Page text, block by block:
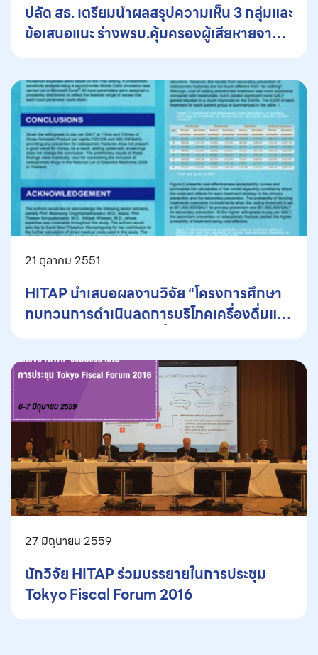
ปลัด สธ. เตรียมนำผลสรุปความเห็น 3 กลุ่มและ
ข้อเสนอแนะ ร่างพรบ.คุ้มครองผู้เสียหายจาก
สัปดาห์หน้า
21 ตุลาคม 2551
HITAP นำเสนอผลงานวิจัย “โครงการศึกษา
ทบทวนการดำเนินลดการบริโภคเครื่องดื่มแอ
2550 และบทบาทของ สสส.” ในงานประชุม
วิชาการ ISPOR-Asia-Pacific ณ กรุงโซล
27 มิถุนายน 2559
นักวิจัย HITAP ร่วมบรรยายในการประชุม
Tokyo Fiscal Forum 2016